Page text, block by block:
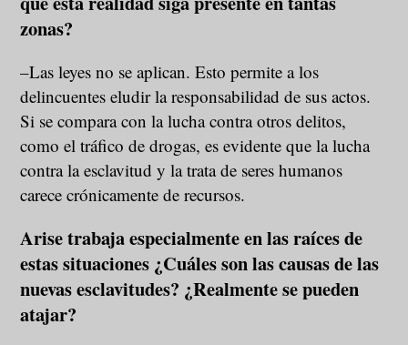
zonas?
–Las leyes no se aplican. Esto permite a los
delincuentes eludir la responsabilidad de sus actos.
Si se compara con la lucha contra otros delitos,
como el tráfico de drogas, es evidente que la lucha
contra la esclavitud y la trata de seres humanos
carece crónicamente de recursos.
Arise trabaja especialmente en las raíces de
estas situaciones ¿Cuáles son las causas de las
nuevas esclavitudes? ¿Realmente se pueden
atajar?